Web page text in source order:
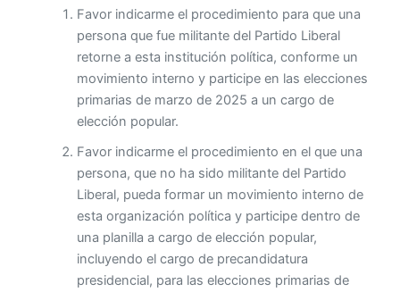
Favor indicarme el procedimiento para que una
persona que fue militante del Partido Liberal
retorne a esta institución política, conforme un
movimiento interno y participe en las elecciones
primarias de marzo de 2025 a un cargo de
elección popular.
Favor indicarme el procedimiento en el que una
persona, que no ha sido militante del Partido
Liberal, pueda formar un movimiento interno de
esta organización política y participe dentro de
una planilla a cargo de elección popular,
incluyendo el cargo de precandidatura
presidencial, para las elecciones primarias de